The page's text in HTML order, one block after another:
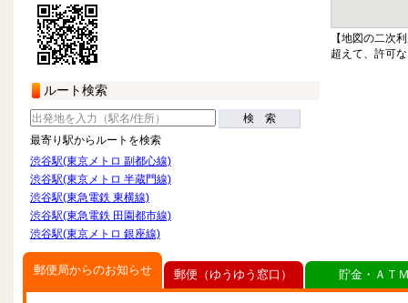
ルート検索
検 索
最寄り駅からルートを検索
渋谷駅(東京メトロ 副都心線)
渋谷駅(東京メトロ 半蔵門線)
渋谷駅(東急電鉄 東横線)
渋谷駅(東急電鉄 田園都市線)
渋谷駅(東京メトロ 銀座線)
【地図の二次
超えて、許可
郵便局からのお知らせ 郵便（ゆうゆう窓口） 貯金・ＡＴ